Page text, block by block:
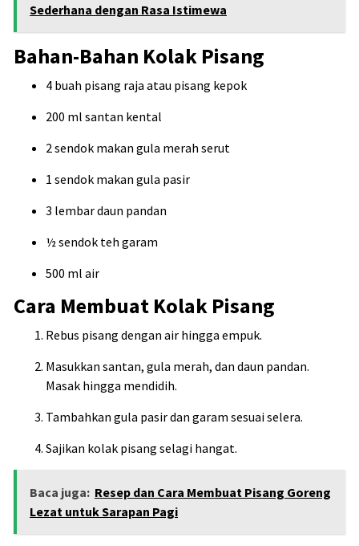
Sederhana dengan Rasa Istimewa
Bahan-Bahan Kolak Pisang
4 buah pisang raja atau pisang kepok
200 ml santan kental
2 sendok makan gula merah serut
1 sendok makan gula pasir
3 lembar daun pandan
½ sendok teh garam
500 ml air
Cara Membuat Kolak Pisang
Rebus pisang dengan air hingga empuk.
Masukkan santan, gula merah, dan daun pandan.
Masak hingga mendidih.
Tambahkan gula pasir dan garam sesuai selera.
Sajikan kolak pisang selagi hangat.
Baca juga: Resep dan Cara Membuat Pisang Goreng
Lezat untuk Sarapan Pagi